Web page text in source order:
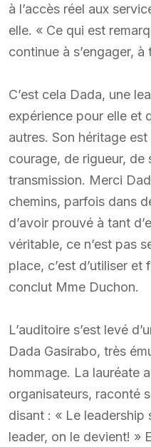
à l’accès réel aux
elle. « Ce qui est
continue à s’engager,
C’est cela Dada, une
expérience pour elle et
autres. Son héritage
courage, de rigueur, de
transmission. Merci
chemins, parfois dans
d’avoir prouvé à tant
véritable, ce n’est pas
place, c’est d’utiliser
conclut Mme Duchon.
L’auditoire s’est levé
Dada Gasirabo, très
hommage. La lauréate
organisateurs, raconté
disant : « Le leadership
leader, on le devient! »